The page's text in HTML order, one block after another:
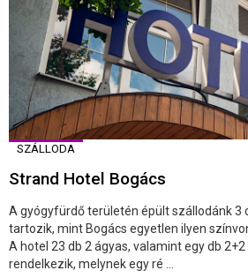
SZÁLLODA
Strand Hotel Bogács
A gyógyfürdő területén épült szállodánk 3
tartozik, mint Bogács egyetlen ilyen
A hotel 23 db 2 ágyas, valamint egy db
rendelkezik, melynek egy ré ...